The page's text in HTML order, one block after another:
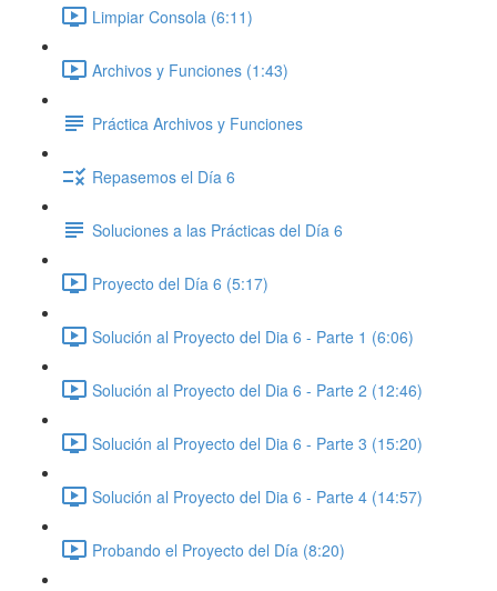
Limpiar Consola (6:11)
Archivos y Funciones (1:43)
Práctica Archivos y Funciones
Repasemos el Día 6
Soluciones a las Prácticas del Día 6
Proyecto del Día 6 (5:17)
Solución al Proyecto del Dia 6 - Parte 1 (6:06)
Solución al Proyecto del Dia 6 - Parte 2 (12:46)
Solución al Proyecto del Dia 6 - Parte 3 (15:20)
Solución al Proyecto del Dia 6 - Parte 4 (14:57)
Probando el Proyecto del Día (8:20)